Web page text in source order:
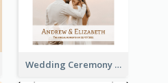
Wedding Ceremony Photo Book